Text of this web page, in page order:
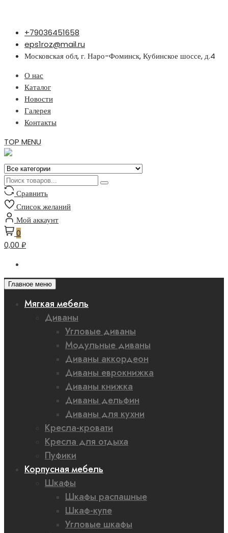
Перейти
содержимому
+79036451658
eps1roz@mail.ru
Московская обл, г. Наро-Фоминск, Кубинское шоссе, д.4
О нас
Каталог
Новости
Галерея
Контакты
TOP MENU
Сравнить
Список желаний
Мой аккаунт
0
0,00 ₽
Главное меню
Мягкая мебель
Диваны
Угловые диваны
Модульные диваны
Диваны аккордеон
Диваны еврокнижка
Диваны книжка
Диваны дельфин
Диваны для кухни
Кресла-кровати
Кресла для отдыха
Пуфики
Корпусная мебель
Шкафы
Шкафы распашные
Шкаф-купе
Угловые шкафы